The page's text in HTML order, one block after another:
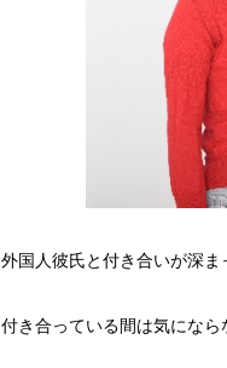
外国人彼氏と付き合いが深ま
付き合っている間は気になら